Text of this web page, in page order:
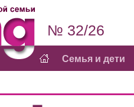
№ 32/26
Семья и дети